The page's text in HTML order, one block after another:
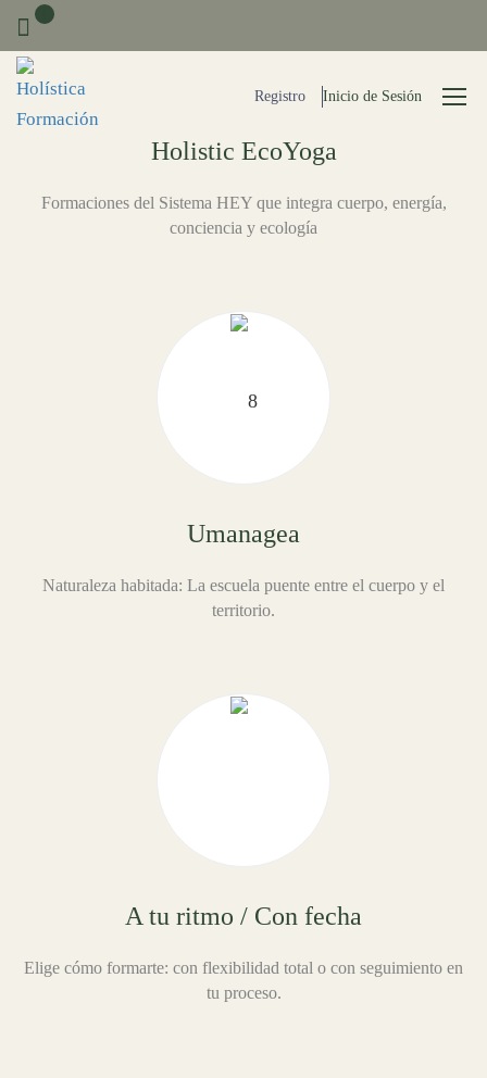
Registro Inicio de Sesión
Holistic EcoYoga
Formaciones del Sistema HEY que integra cuerpo, energía,
conciencia y ecología
Umanagea
Naturaleza habitada: La escuela puente entre el cuerpo y el
territorio.
A tu ritmo / Con fecha
Elige cómo formarte: con flexibilidad total o con seguimiento en
tu proceso.